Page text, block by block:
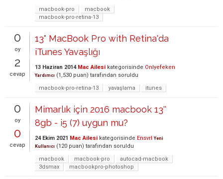
macbook-pro
macbook
macbook-pro-retina-13
0
oy
2
cevap
13" MacBook Pro with Retina'da
iTunes Yavaşlığı
13 Haziran 2014 Mac Ailesi kategorisinde Onlyefeken
Yardımcı (1,530 puan) tarafından soruldu
macbook-pro-retina-13
yavaşlama itunes
0
oy
0
cevap
Mimarlık için 2016 macbook 13''
8gb - i5 (7) uygun mu?
24 Ekim 2021 Mac Ailesi kategorisinde Ensvrl Yeni
Kullanıcı (120 puan) tarafından soruldu
macbook
macbook-pro
autocad-macbook
3dsmax
macbookpro-photoshop